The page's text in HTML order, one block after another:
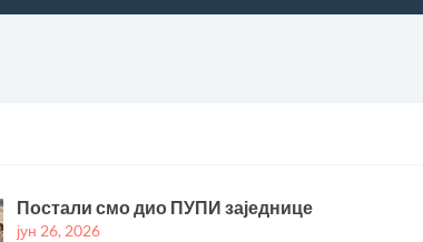
Постали смо дио ПУПИ заједнице
јун 26, 2026